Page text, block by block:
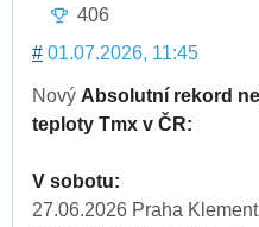
406
# 01.07.2026, 11:45
Nový Absolutní rekord
teploty Tmx v ČR:
V sobotu:
27.06.2026 Praha